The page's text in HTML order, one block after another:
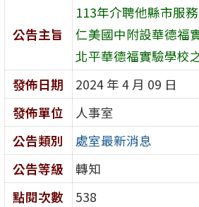
公告主旨
113年介聘他縣市服
仁美國中附設華德福
北平華德福實驗學校
發佈日期
2024 年 4 月 09 日
發佈單位
人事室
公告類別
處室最新消息
公告等級
轉知
點閱次數
538